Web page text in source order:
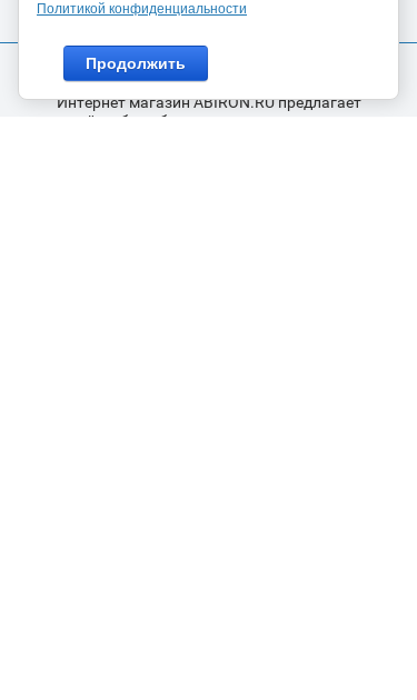
Интернет магазин ABIRON.RU предлагает
широкий выбор оборудования и сопутствующих
Политикой конфиденциальности
Продолжить